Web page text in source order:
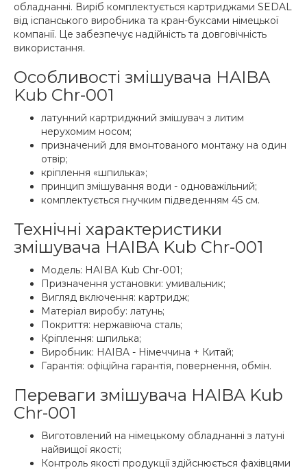
обладнанні. Виріб комплектується картриджами SEDAL
від іспанського виробника та кран-буксами німецької
компанії. Це забезпечує надійність та довговічність
використання.
Особливості змішувача HAIBA
Kub Chr-001
латунний картриджний змішувач з литим
нерухомим носом;
призначений для вмонтованого монтажу на один
отвір;
кріплення «шпилька»;
принцип змішування води - одноважільний;
комплектується гнучким підведенням 45 см.
Технічні характеристики
змішувача HAIBA Kub Chr-001
Модель: HAIBA Kub Chr-001;
Призначення установки: умивальник;
Вигляд включення: картридж;
Матеріал виробу: латунь;
Покриття: нержавіюча сталь;
Кріплення: шпилька;
Виробник: HAIBA - Німеччина + Китай;
Гарантія: офіційна гарантія, повернення, обмін.
Переваги змішувача HAIBA Kub
Chr-001
Виготовлений на німецькому обладнанні з латуні
найвищої якості;
Контроль якості продукції здійснюється фахівцями